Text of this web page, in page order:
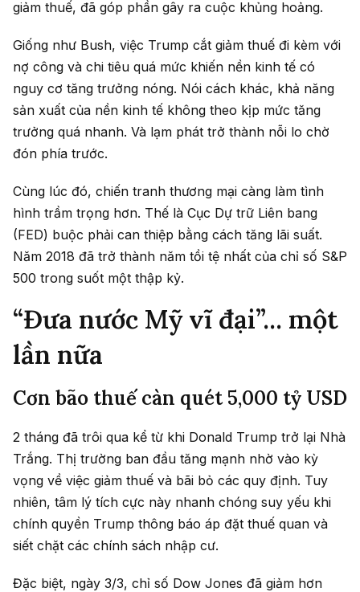
giảm thuế, đã góp phần gây ra cuộc khủng hoảng.
Giống như Bush, việc Trump cắt giảm thuế đi kèm với
nợ công và chi tiêu quá mức khiến nền kinh tế có
nguy cơ tăng trưởng nóng. Nói cách khác, khả năng
sản xuất của nền kinh tế không theo kịp mức tăng
trưởng quá nhanh. Và lạm phát trở thành nỗi lo chờ
đón phía trước.
Cùng lúc đó, chiến tranh thương mại càng làm tình
hình trầm trọng hơn. Thế là Cục Dự trữ Liên bang
(FED) buộc phải can thiệp bằng cách tăng lãi suất.
Năm 2018 đã trở thành năm tồi tệ nhất của chỉ số S&P
500 trong suốt một thập kỷ.
“Đưa nước Mỹ vĩ đại”... một
lần nữa
Cơn bão thuế càn quét 5,000 tỷ USD
2 tháng đã trôi qua kể từ khi Donald Trump trở lại Nhà
Trắng. Thị trường ban đầu tăng mạnh nhờ vào kỳ
vọng về việc giảm thuế và bãi bỏ các quy định. Tuy
nhiên, tâm lý tích cực này nhanh chóng suy yếu khi
chính quyền Trump thông báo áp đặt thuế quan và
siết chặt các chính sách nhập cư.
Đặc biệt, ngày 3/3, chỉ số Dow Jones đã giảm hơn